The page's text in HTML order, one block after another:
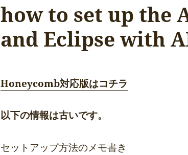
how to set up the
and Eclipse with
Honeycomb対応版はコチラ
以下の情報は古いです。
セットアップ方法のメモ書き